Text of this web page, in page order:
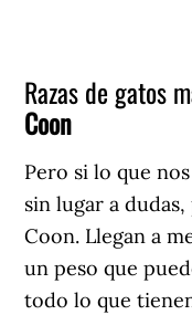
Razas de gatos
Coon
Pero si lo que
sin lugar a
Coon. Llegan a
un peso que
todo lo que